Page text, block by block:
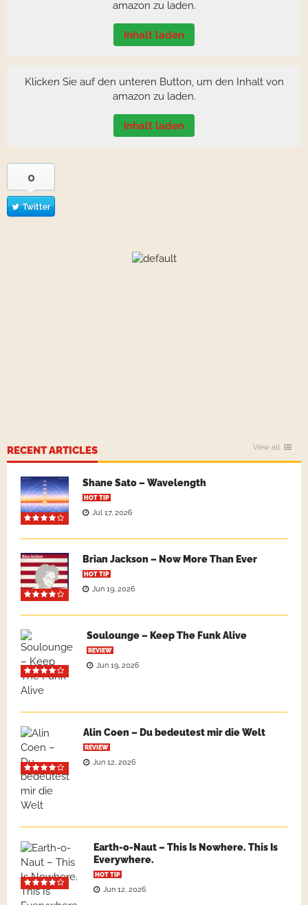
amazon zu laden.
Inhalt laden
Klicken Sie auf den unteren Button, um den Inhalt von
amazon zu laden.
Inhalt laden
0
Twitter
RECENT ARTICLES View all
Shane Sato – Wavelength
HOT TIP
Jul 17, 2026
Brian Jackson – Now More Than Ever
HOT TIP
Jun 19, 2026
Soulounge – Keep The Funk Alive
REVIEW
Jun 19, 2026
Alin Coen – Du bedeutest mir die Welt
REVIEW
Jun 12, 2026
Earth-o-Naut – This Is Nowhere. This Is
Everywhere.
HOT TIP
Jun 12, 2026